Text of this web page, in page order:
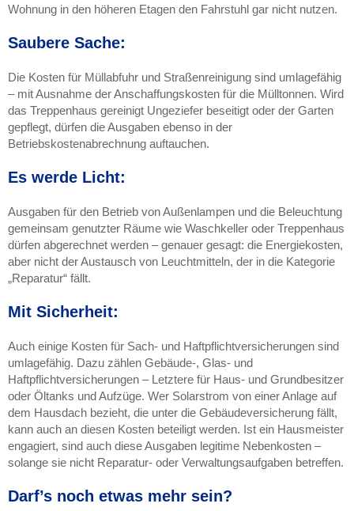
Wohnung in den höheren Etagen den Fahrstuhl gar nicht nutzen.
Saubere Sache:
Die Kosten für Müllabfuhr und Straßenreinigung sind umlagefähig
– mit Ausnahme der Anschaffungskosten für die Mülltonnen. Wird
das Treppenhaus gereinigt Ungeziefer beseitigt oder der Garten
gepflegt, dürfen die Ausgaben ebenso in der
Betriebskostenabrechnung auftauchen.
Es werde Licht:
Ausgaben für den Betrieb von Außenlampen und die Beleuchtung
gemeinsam genutzter Räume wie Waschkeller oder Treppenhaus
dürfen abgerechnet werden – genauer gesagt: die Energiekosten,
aber nicht der Austausch von Leuchtmitteln, der in die Kategorie
„Reparatur“ fällt.
Mit Sicherheit:
Auch einige Kosten für Sach- und Haftpflichtversicherungen sind
umlagefähig. Dazu zählen Gebäude-, Glas- und
Haftpflichtversicherungen – Letztere für Haus- und Grundbesitzer
oder Öltanks und Aufzüge. Wer Solarstrom von einer Anlage auf
dem Hausdach bezieht, die unter die Gebäudeversicherung fällt,
kann auch an diesen Kosten beteiligt werden. Ist ein Hausmeister
engagiert, sind auch diese Ausgaben legitime Nebenkosten –
solange sie nicht Reparatur- oder Verwaltungsaufgaben betreffen.
Darf’s noch etwas mehr sein?